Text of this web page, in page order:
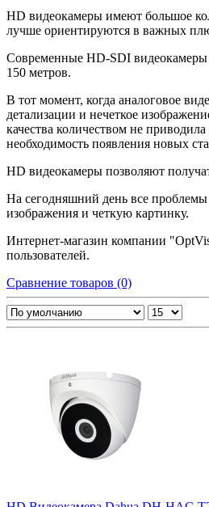
HD видеокамеры имеют большое
лучше ориентируются в важных
Современные HD-SDI видеокамеры
150 метров.
В тот момент, когда аналоговое
детализации и нечеткое
качества количеством не
необходимость появления новых
HD видеокамеры позволяют
На сегодняшний день все
изображения и четкую картинку.
Интернет-магазин компании
пользователей.
Сравнение товаров (0)